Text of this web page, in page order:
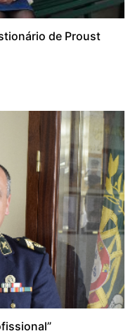
de Proust